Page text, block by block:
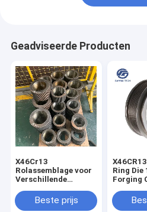
Geadviseerde Producten
X46Cr13
Rolassemblage voor
Verschillende
Korrelmachine die
wijd wordt gebruikt
Beste prijs
Ring Die
Forging